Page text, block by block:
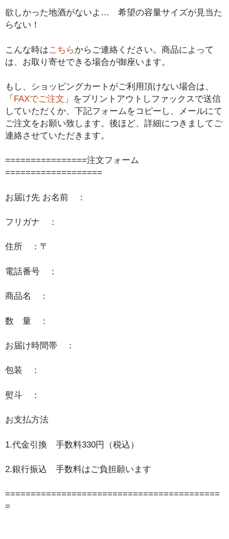
欲しかった地酒がないよ… 希望の容量サイズが見当た
らない！
こんな時はこちらからご連絡ください。商品によって
は、お取り寄せできる場合が御座います。
もし、ショッピングカートがご利用頂けない場合は、
「 FAXでご注文 」をプリントアウトしファックスで送信
していただくか、下記フォームをコピーし、メールにて
ご注文をお願い致します。後ほど、詳細につきましてご
連絡させていただきます。
================注文フォーム
===================
お届け先 お名前 ：
フリガナ ：
住所 ：〒
電話番号 ：
商品名 ：
数 量 ：
お届け時間帯 ：
包装 ：
熨斗 ：
お支払方法
1.代金引換 手数料330円（税込）
2.銀行振込 手数料はご負担願います
==========================================
=